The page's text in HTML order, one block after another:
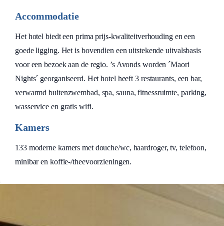
Accommodatie
Het hotel biedt een prima prijs-kwaliteitverhouding en een
goede ligging. Het is bovendien een uitstekende uitvalsbasis
voor een bezoek aan de regio. ’s Avonds worden ´Maori
Nights´ georganiseerd. Het hotel heeft 3 restaurants, een bar,
verwarmd buitenzwembad, spa, sauna, fitnessruimte, parking,
wasservice en gratis wifi.
Kamers
133 moderne kamers met douche/wc, haardroger, tv, telefoon,
minibar en koffie-/theevoorzieningen.